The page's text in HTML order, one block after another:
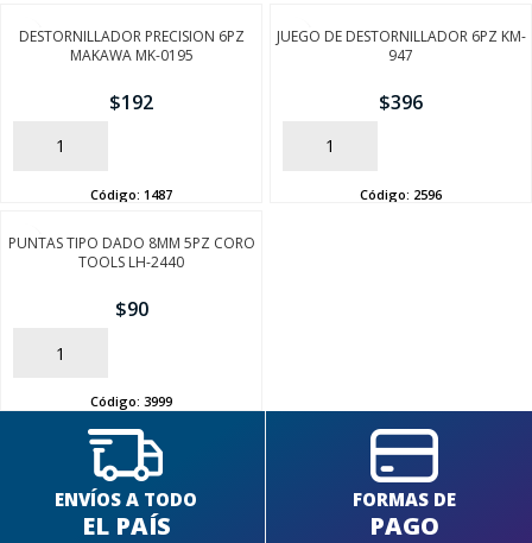
DESTORNILLADOR PRECISION 6PZ
MAKAWA MK-0195
$192
AÑADIR
Código: 1487
JUEGO DE DESTORNILLADOR 6PZ KM-
947
$396
AÑADIR
Código: 2596
PUNTAS TIPO DADO 8MM 5PZ CORO
TOOLS LH-2440
$90
AÑADIR
Código: 3999
ENVÍOS A TODO
EL PAÍS
FORMAS DE
PAGO